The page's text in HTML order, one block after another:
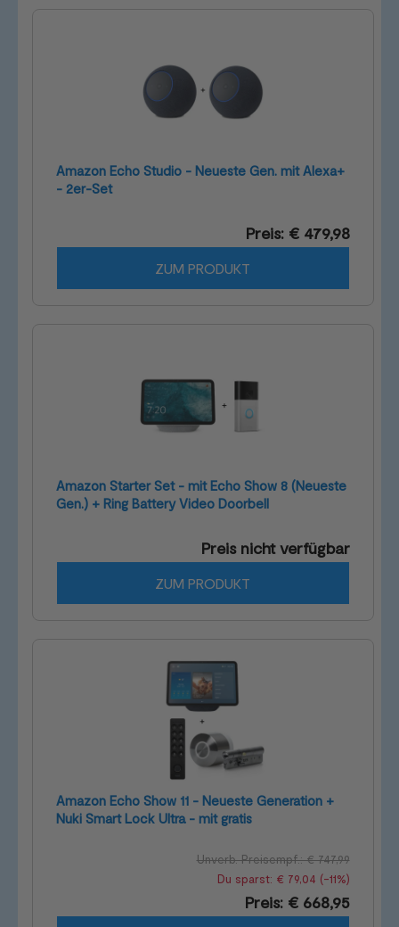
Amazon Echo Studio - Neueste Gen. mit Alexa+
- 2er-Set
Preis: € 479,98
ZUM PRODUKT
Amazon Starter Set - mit Echo Show 8 (Neueste
Gen.) + Ring Battery Video Doorbell
Preis nicht verfügbar
ZUM PRODUKT
Amazon Echo Show 11 - Neueste Generation +
Nuki Smart Lock Ultra - mit gratis
Unverb. Preisempf.: € 747,99
Du sparst: € 79,04 (-11%)
Preis: € 668,95